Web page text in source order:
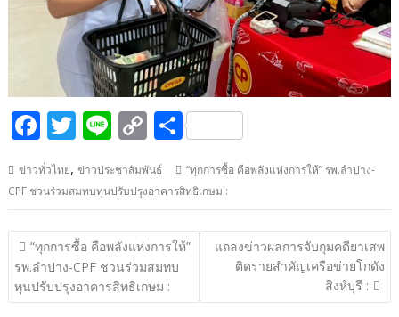
F
ac
e
b
o
o
k
T
itt
er
Li
e
C
o
p
y
Li
n
k
S
ar
e
ข่าวทั่วไทย,ข่าวประชาสัมพันธ์
“ทุกการซื้อ คือพลังแห่งการให้” รพ.ลำปาง-
CPF ชวนร่วมสมทบทุนปรับปรุงอาคารสิทธิเกษม :
แนะแนว
เรื่อง
“ทุกการซื้อ คือพลังแห่งการให้”
รพ.ลำปาง-CPF ชวนร่วมสมทบ
ทุนปรับปรุงอาคารสิทธิเกษม :
แถลงข่าวผลการจับกุมคดียาเสพ
ติดรายสำคัญเครือข่ายโกดัง
สิงห์บุรี :